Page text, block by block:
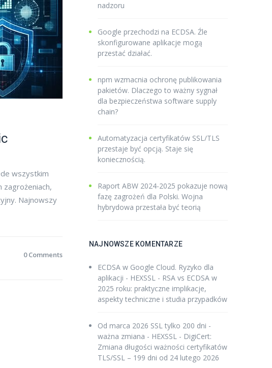
wszystkim
zagrożeniach,
Najnowszy
0 Comments
nadzoru
Google przechodzi na ECDSA. Źle
skonfigurowane aplikacje mogą
przestać działać.
npm wzmacnia ochronę publikowania
pakietów. Dlaczego to ważny sygnał
dla bezpieczeństwa software supply
chain?
Automatyzacja certyfikatów SSL/TLS
przestaje być opcją. Staje się
koniecznością.
Raport ABW 2024-2025 pokazuje nową
fazę zagrożeń dla Polski. Wojna
hybrydowa przestała być teorią
NAJNOWSZE KOMENTARZE
ECDSA w Google Cloud. Ryzyko dla
aplikacji - HEXSSL - RSA vs ECDSA w
2025 roku: praktyczne implikacje,
aspekty techniczne i studia przypadków
Od marca 2026 SSL tylko 200 dni -
ważna zmiana - HEXSSL - DigiCert:
Zmiana długości ważności certyfikatów
TLS/SSL – 199 dni od 24 lutego 2026